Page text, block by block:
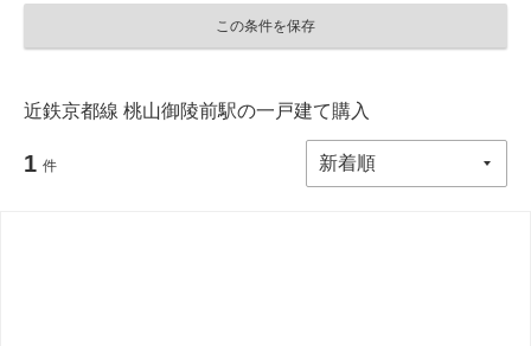
この条件を保存
近鉄京都線 桃山御陵前駅の一戸建て購入
1 件